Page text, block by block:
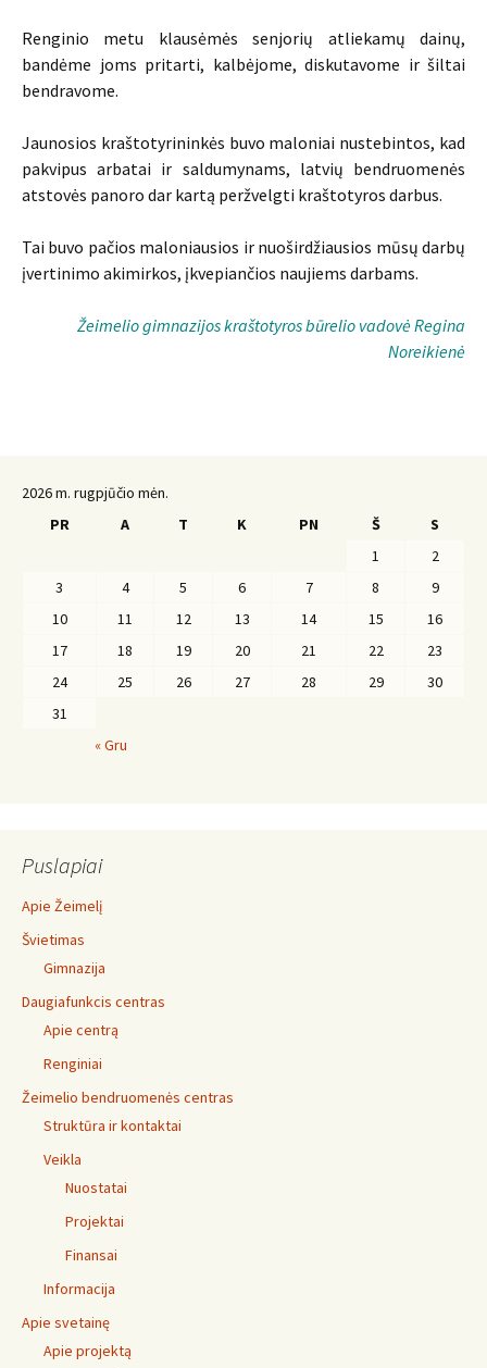
Renginio metu klausėmės senjorių atliekamų dainų,
bandėme joms pritarti, kalbėjome, diskutavome ir šiltai
bendravome.
Jaunosios kraštotyrininkės buvo maloniai nustebintos, kad
pakvipus arbatai ir saldumynams, latvių bendruomenės
atstovės panoro dar kartą peržvelgti kraštotyros darbus.
Tai buvo pačios maloniausios ir nuoširdžiausios mūsų darbų
įvertinimo akimirkos, įkvepiančios naujiems darbams.
Žeimelio gimnazijos kraštotyros būrelio vadovė Regina
Noreikienė
2026 m. rugpjūčio mėn.
PR
A T K PN Š
S
1
2
3
4 5 6 7 8
9
10
11 12 13 14 15
16
17
18 19 20 21 22
23
24
25 26 27 28 29
30
31
« Gru
Puslapiai
Apie Žeimelį
Švietimas
Gimnazija
Daugiafunkcis centras
Apie centrą
Renginiai
Žeimelio bendruomenės centras
Struktūra ir kontaktai
Veikla
Nuostatai
Projektai
Finansai
Informacija
Apie svetainę
Apie projektą